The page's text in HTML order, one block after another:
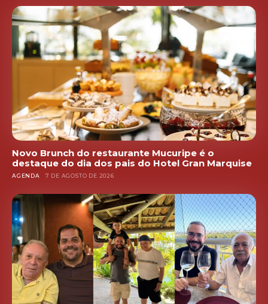
Novo Brunch do restaurante Mucuripe é o
destaque do dia dos pais do Hotel Gran Marquise
AGENDA 7 DE AGOSTO DE 2026